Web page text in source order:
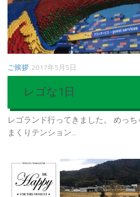
ご挨拶 2017年5月5日
レゴな1日
レゴランド行ってきました。 めっち
まくりテンション...